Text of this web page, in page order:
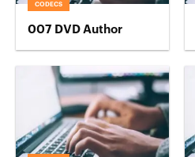
CODECS
007 DVD Author